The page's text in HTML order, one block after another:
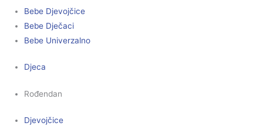
Bebe Djevojčice
Bebe Dječaci
Bebe Univerzalno
Djeca
Rođendan
Djevojčice